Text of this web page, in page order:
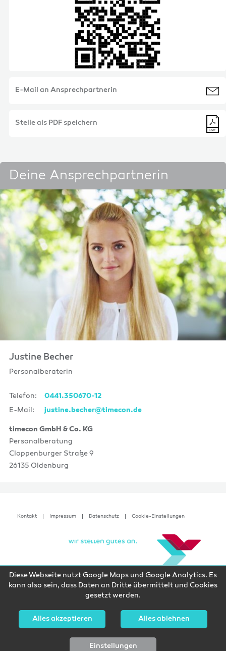
Diese Webseite nutzt Google Maps und Google Analytics. Es
kann also sein, dass Daten an Dritte übermittelt und Cookies
gesetzt werden.
Alles akzeptieren Alles ablehnen
Einstellungen
E-Mail an Ansprechpartnerin
Stelle als PDF speichern
Deine Ansprechpartnerin
Justine Becher
Personalberaterin
Telefon: 0441.350670-12
E-Mail: justine.becher@timecon.de
timecon GmbH & Co. KG
Personalberatung
Cloppenburger Straße 9
26135 Oldenburg
Kontakt Impressum Datenschutz Cookie-Einstellungen